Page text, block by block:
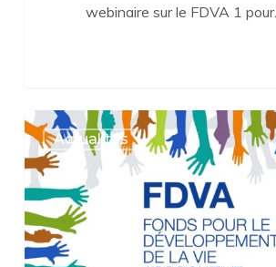
webinaire sur le FDVA 1 pour…
FDVA
Formation
des
bénévoles,
l’appel
Actualités